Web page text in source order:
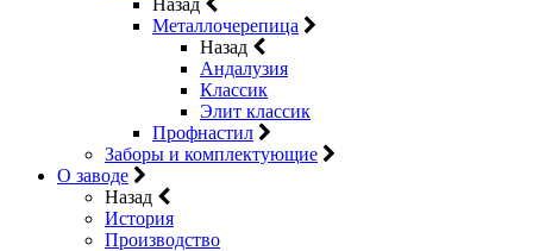
Назад
Металлочерепица
Назад
Андалузия
Классик
Элит классик
Профнастил
Заборы и комплектующие
О заводе
Назад
История
Производство